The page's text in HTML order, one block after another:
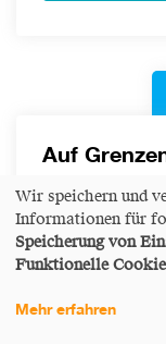
Auf
geben für
Wir speichern und
Informationen für
Speicherung von
Funktionelle
Mehr erfahren